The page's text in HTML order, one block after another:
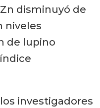
disminuyó de
niveles
de lupino
investigadores